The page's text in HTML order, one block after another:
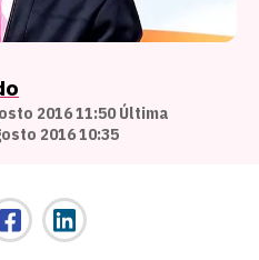
2016 11:50 Última
2016 10:35